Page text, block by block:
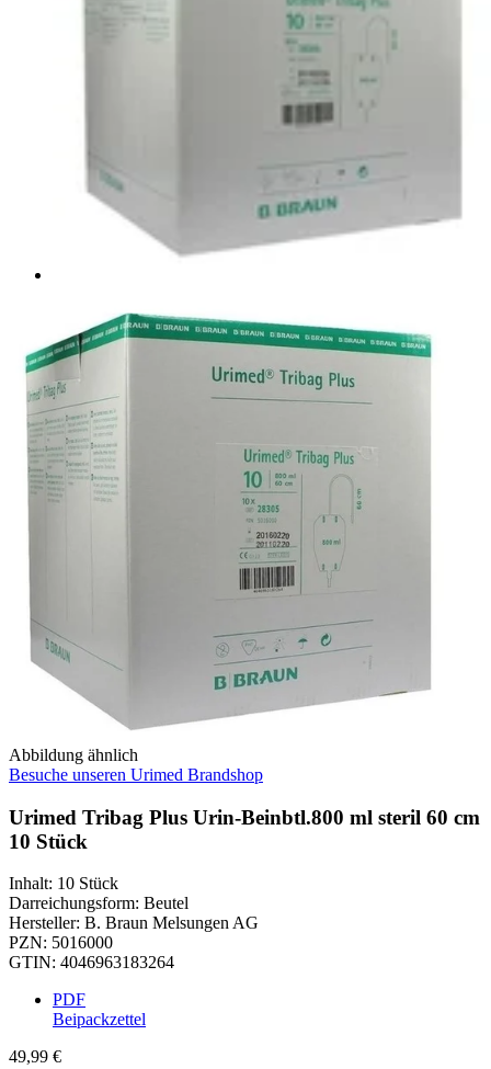
Abbildung ähnlich
Besuche unseren Urimed Brandshop
Urimed Tribag Plus Urin-Beinbtl.800 ml steril 60 cm
10 Stück
Inhalt: 10 Stück
Darreichungsform: Beutel
Hersteller: B. Braun Melsungen AG
PZN: 5016000
GTIN: 4046963183264
PDF
Beipackzettel
49,99 €